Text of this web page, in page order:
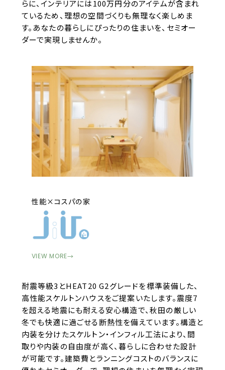
らに、インテリアには100万円分のアイテムが含まれ
ているため、理想の空間づくりも無理なく楽しめま
す。あなたの暮らしにぴったりの住まいを、セミオー
ダーで実現しませんか。
性能×コスパの家
VIEW MORE→
耐震等級3とHEAT20 G2グレードを標準装備した、
高性能スケルトンハウスをご提案いたします。震度7
を超える地震にも耐える安心構造で、秋田の厳しい
冬でも快適に過ごせる断熱性を備えています。構造と
内装を分けたスケルトン・インフィル工法により、間
取りや内装の自由度が高く、暮らしに合わせた設計
が可能です。建築費とランニングコストのバランスに